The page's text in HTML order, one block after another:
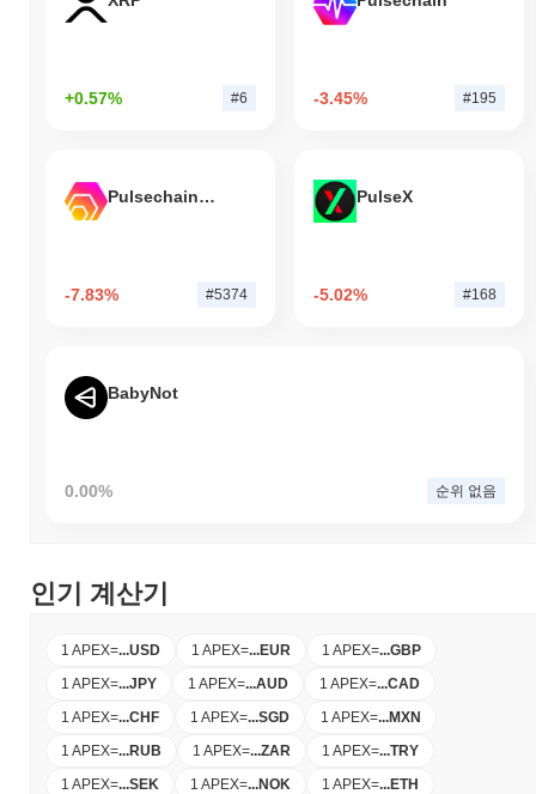
+0.57% #6 -3.45% #195
Pulsechain Bridged HEX (Pulsechain)
-7.83% #5374
PulseX
-5.02% #168
BabyNot
0.00% 순위 없음
인기 계산기
1 APEX=...USD 1 APEX=...EUR 1 APEX=...GBP
1 APEX=...JPY 1 APEX=...AUD 1 APEX=...CAD
1 APEX=...CHF 1 APEX=...SGD 1 APEX=...MXN
1 APEX=...RUB 1 APEX=...ZAR 1 APEX=...TRY
1 APEX=...SEK 1 APEX=...NOK 1 APEX=...ETH